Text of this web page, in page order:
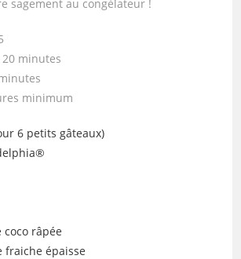
sagement au congélateur !
minutes
minimum
6 petits gâteaux)
coco râpée
fraiche épaisse